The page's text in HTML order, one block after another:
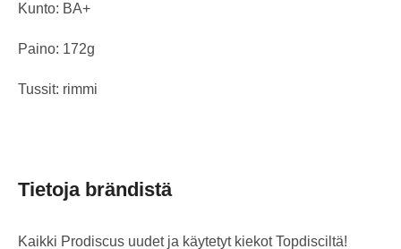
Kunto: BA+
Paino: 172g
Tussit: rimmi
Tietoja brändistä
Kaikki Prodiscus uudet ja käytetyt kiekot Topdisciltä!